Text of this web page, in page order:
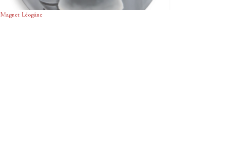
Magnet Léogâne